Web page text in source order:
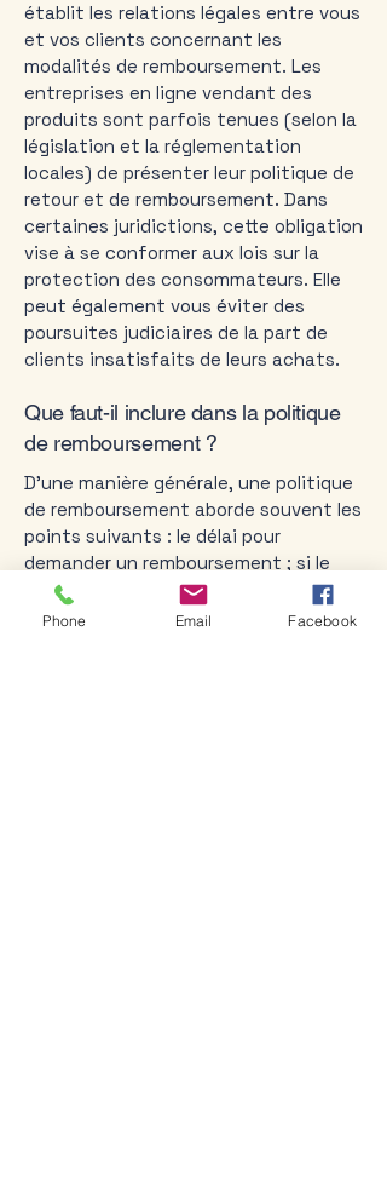
établit les relations légales entre vous
et vos clients concernant les
modalités de remboursement. Les
entreprises en ligne vendant des
produits sont parfois tenues (selon la
législation et la réglementation
locales) de présenter leur politique de
retour et de remboursement. Dans
certaines juridictions, cette obligation
vise à se conformer aux lois sur la
protection des consommateurs. Elle
peut également vous éviter des
poursuites judiciaires de la part de
clients insatisfaits de leurs achats.
Que faut-il inclure dans la politique
de remboursement ?
D'une manière générale, une politique
de remboursement aborde souvent les
points suivants : le délai pour
demander un remboursement ; si le
remboursement est total ou partiel ;
dans quelles conditions le client
Phone Email Facebook